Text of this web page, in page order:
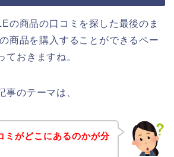
の商品の口コミを探した最後のま
商品を購入することができるペー
ておきますね。
事のテーマは、
ミがどこにあるのかが分